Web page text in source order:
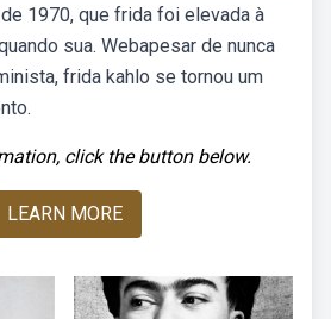
1970, que frida foi elevada à
sua. Webapesar de nunca
frida kahlo se tornou um
click the button below.
LEARN MORE